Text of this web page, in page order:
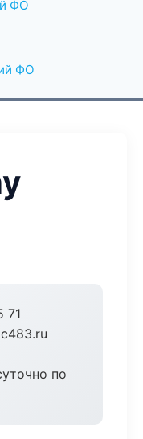
ФО
ФО
71
по